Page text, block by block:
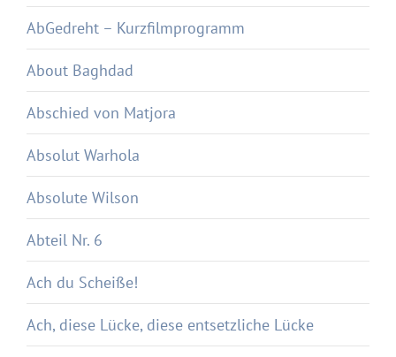
AbGedreht – Kurzfilmprogramm
About Baghdad
Abschied von Matjora
Absolut Warhola
Absolute Wilson
Abteil Nr. 6
Ach du Scheiße!
Ach, diese Lücke, diese entsetzliche Lücke